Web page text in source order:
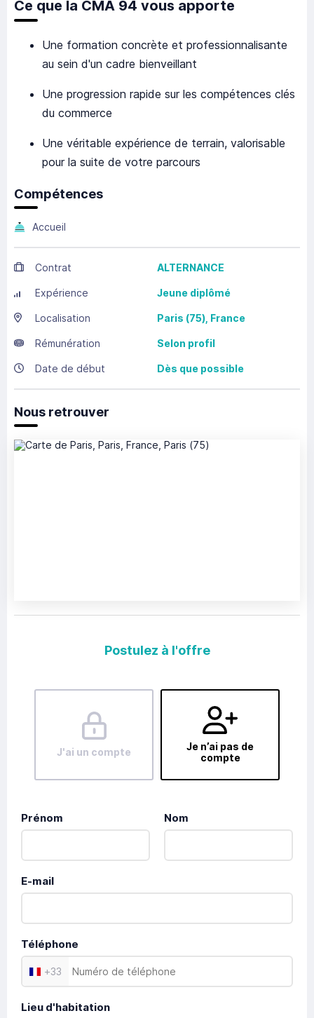
Ce que la CMA 94 vous apporte
Une formation concrète et professionnalisante
au sein d'un cadre bienveillant
Une progression rapide sur les compétences clés
du commerce
Une véritable expérience de terrain, valorisable
pour la suite de votre parcours
Compétences
Accueil
Contrat ALTERNANCE
Expérience Jeune diplômé
Localisation Paris (75), France
Rémunération Selon profil
Date de début Dès que possible
Nous retrouver
Postulez à l'offre
J'ai un compte
Je n’ai pas de
compte
Prénom Nom
E-mail
Téléphone
+33
Lieu d'habitation